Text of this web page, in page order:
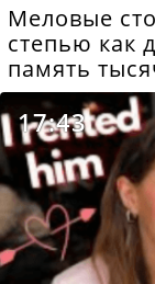
Меловые
степью как
память
17:43